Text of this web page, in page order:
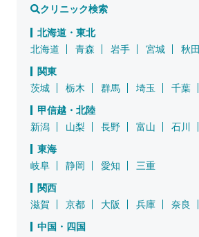
クリニック検索
北海道・東北
北海道
青森 岩手 宮城 秋田
関東
茨城
栃木 群馬 埼玉 千葉
甲信越・北陸
新潟
山梨 長野 富山 石川
東海
岐阜
静岡 愛知
三重
関西
滋賀
京都 大阪 兵庫 奈良
中国・四国